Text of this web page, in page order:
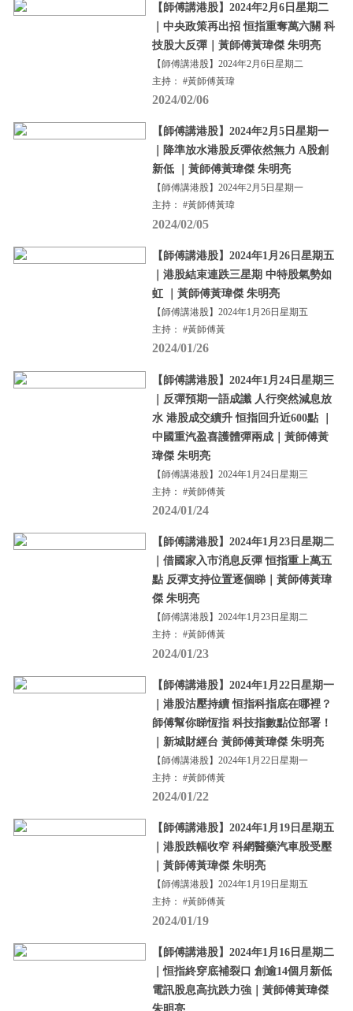
【師傅講港股】2024年2月6日星期二
｜中央政策再出招 恒指重奪萬六關 科
技股大反彈｜黃師傅黃瑋傑 朱明亮
【師傅講港股】2024年2月6日星期二
主持： #黃師傅黃瑋
2024/02/06
【師傅講港股】2024年2月5日星期一
｜降準放水港股反彈依然無力 A股創
新低 ｜黃師傅黃瑋傑 朱明亮
【師傅講港股】2024年2月5日星期一
主持： #黃師傅黃瑋
2024/02/05
【師傅講港股】2024年1月26日星期五
｜港股結束連跌三星期 中特股氣勢如
虹 ｜黃師傅黃瑋傑 朱明亮
【師傅講港股】2024年1月26日星期五
主持： #黃師傅黃
2024/01/26
【師傅講港股】2024年1月24日星期三
｜反彈預期一語成讖 人行突然減息放
水 港股成交續升 恒指回升近600點 ｜
中國重汽盈喜護體彈兩成｜黃師傅黃
瑋傑 朱明亮
【師傅講港股】2024年1月24日星期三
主持： #黃師傅黃
2024/01/24
【師傅講港股】2024年1月23日星期二
｜借國家入市消息反彈 恒指重上萬五
點 反彈支持位置逐個睇｜黃師傅黃瑋
傑 朱明亮
【師傅講港股】2024年1月23日星期二
主持： #黃師傅黃
2024/01/23
【師傅講港股】2024年1月22日星期一
｜港股沽壓持續 恒指科指底在哪裡？
師傅幫你睇恆指 科技指數點位部署！
｜新城財經台 黃師傅黃瑋傑 朱明亮
【師傅講港股】2024年1月22日星期一
主持： #黃師傅黃
2024/01/22
【師傅講港股】2024年1月19日星期五
｜港股跌幅收窄 科網醫藥汽車股受壓
｜黃師傅黃瑋傑 朱明亮
【師傅講港股】2024年1月19日星期五
主持： #黃師傅黃
2024/01/19
【師傅講港股】2024年1月16日星期二
｜恒指終穿底補裂口 創逾14個月新低
電訊股息高抗跌力強｜黃師傅黃瑋傑